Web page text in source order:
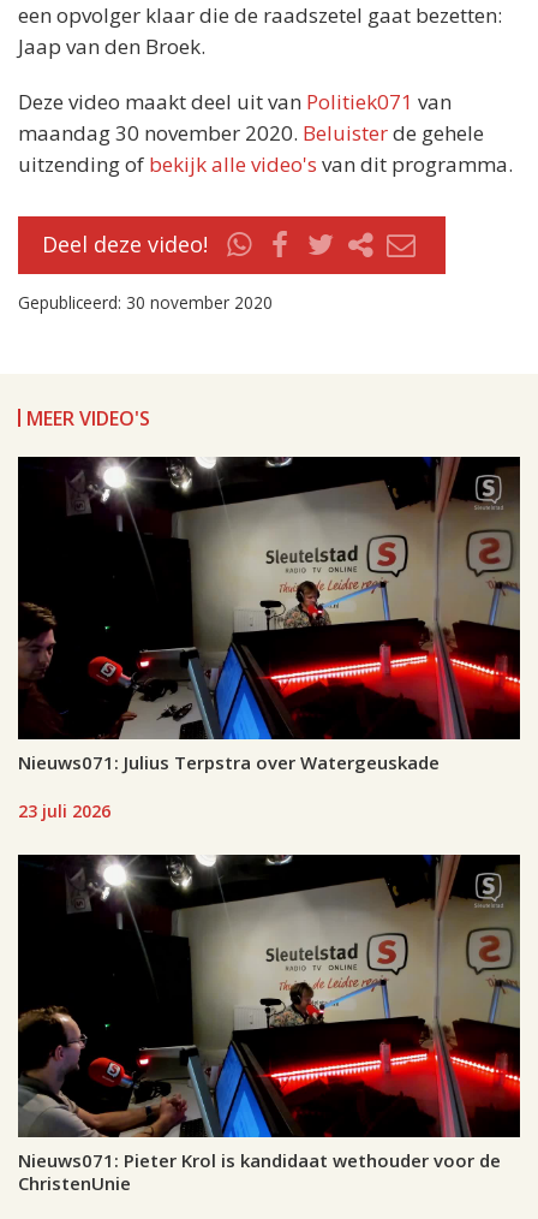
een opvolger klaar die de raadszetel gaat bezetten:
Jaap van den Broek.
Deze video maakt deel uit van Politiek071 van
maandag 30 november 2020. Beluisterde gehele
uitzending of bekijk alle video's van dit programma.
Deel deze video!
Gepubliceerd: 30 november 2020
MEER VIDEO'S
Nieuws071: Julius Terpstra over Watergeuskade
23 juli 2026
Nieuws071: Pieter Krol is kandidaat wethouder voor de
ChristenUnie